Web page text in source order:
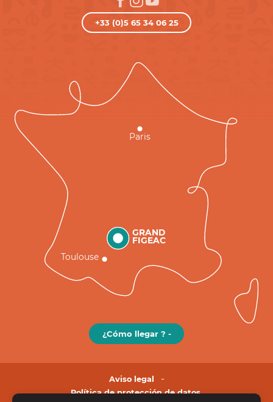
+33 (0)5 65 34 06 25
GRAND
FIGEAC
Toulouse
Paris
¿Cómo llegar ? -
Aviso legal
Política de protección de datos.